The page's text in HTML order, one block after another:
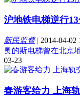
沪地铁电梯逆行
新民监督| 2014-04-02
奥的斯电梯曾在北京
03-23
春游客给力 上海